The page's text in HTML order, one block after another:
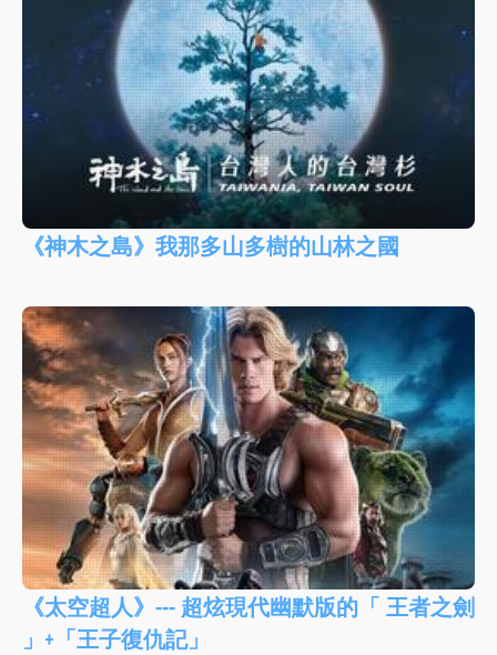
《神木之島》我那多山多樹的山林之國
《太空超人》--- 超炫現代幽默版的「 王者之劍
」+「王子復仇記」